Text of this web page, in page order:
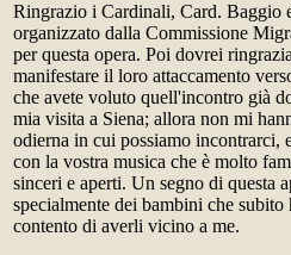
Ringrazio i Cardinali, Card. Baggio
organizzato dalla Commissione
per questa opera. Poi dovrei
manifestare il loro attaccamento
che avete voluto quell'incontro già
mia visita a Siena; allora non mi
odierna in cui possiamo incontrarci,
con la vostra musica che è molto
sinceri e aperti. Un segno di questa
specialmente dei bambini che
contento di averli vicino a me.